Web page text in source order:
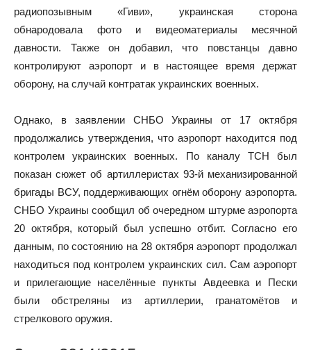
радиопозывным «Гиви», украинская сторона
обнародовала фото и видеоматериалы месячной
давности. Также он добавил, что повстанцы давно
контролируют аэропорт и в настоящее время держат
оборону, на случай контратак украинских военных.
Однако, в заявлении СНБО Украины от 17 октября
продолжались утверждения, что аэропорт находится под
контролем украинских военных. По каналу ТСН был
показан сюжет об артиллеристах 93-й механизированной
бригады ВСУ, поддерживающих огнём оборону аэропорта.
СНБО Украины сообщил об очередном штурме аэропорта
20 октября, который был успешно отбит. Согласно его
данным, по состоянию на 28 октября аэропорт продолжал
находиться под контролем украинских сил. Сам аэропорт
и прилегающие населённые пункты Авдеевка и Пески
были обстреляны из артиллерии, гранатомётов и
стрелкового оружия.